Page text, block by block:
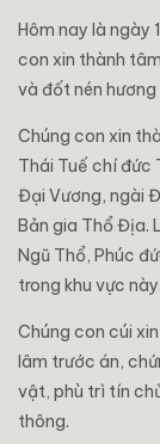
Hôm nay là ngày
con xin thành
và đốt nén
Chúng con xin
Thái Tuế chí đức
Đại Vương, ngài
Bản gia Thổ Địa.
Ngũ Thổ, Phúc
trong khu vực này.
Chúng con cúi
lâm trước án,
vật, phù trì tín
thông.